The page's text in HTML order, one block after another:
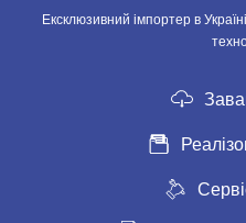
Ексклюзивний імпортер в